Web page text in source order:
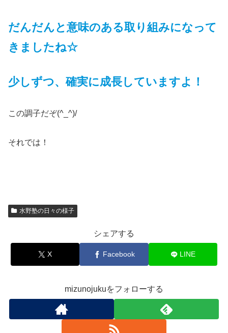
だんだんと意味のある取り組みになって
きましたね☆
少しずつ、確実に成長していますよ！
この調子だぞ(^_^)/
それでは！
水野塾の日々の様子
シェアする
X Facebook LINE
mizunojukuをフォローする